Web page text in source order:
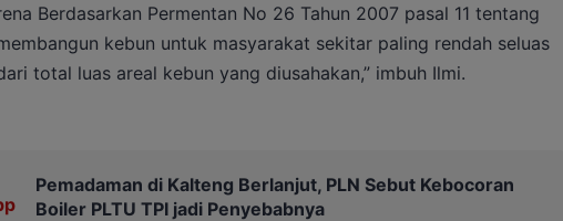
Berdasarkan Permentan No 26 Tahun 2007 pasal 11 tentang
kebun untuk masyarakat sekitar paling rendah seluas
total luas areal kebun yang diusahakan,” imbuh Ilmi.
Pemadaman di Kalteng Berlanjut, PLN Sebut Kebocoran
Boiler PLTU TPI jadi Penyebabnya